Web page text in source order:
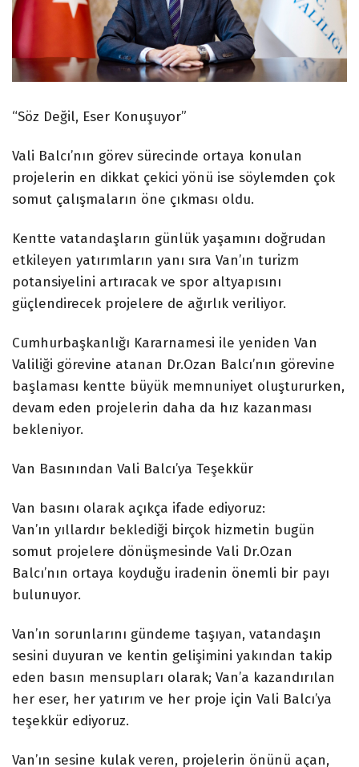
“Söz Değil, Eser Konuşuyor”
Vali Balcı’nın görev sürecinde ortaya konulan
projelerin en dikkat çekici yönü ise söylemden çok
somut çalışmaların öne çıkması oldu.
Kentte vatandaşların günlük yaşamını doğrudan
etkileyen yatırımların yanı sıra Van’ın turizm
potansiyelini artıracak ve spor altyapısını
güçlendirecek projelere de ağırlık veriliyor.
Cumhurbaşkanlığı Kararnamesi ile yeniden Van
Valiliği görevine atanan Dr.Ozan Balcı’nın görevine
başlaması kentte büyük memnuniyet oluştururken,
devam eden projelerin daha da hız kazanması
bekleniyor.
Van Basınından Vali Balcı’ya Teşekkür
Van basını olarak açıkça ifade ediyoruz:
Van’ın yıllardır beklediği birçok hizmetin bugün
somut projelere dönüşmesinde Vali Dr.Ozan
Balcı’nın ortaya koyduğu iradenin önemli bir payı
bulunuyor.
Van’ın sorunlarını gündeme taşıyan, vatandaşın
sesini duyuran ve kentin gelişimini yakından takip
eden basın mensupları olarak; Van’a kazandırılan
her eser, her yatırım ve her proje için Vali Balcı’ya
teşekkür ediyoruz.
Van’ın sesine kulak veren, projelerin önünü açan,